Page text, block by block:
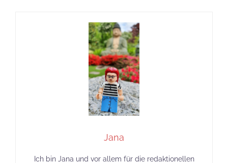
Jana
Ich bin Jana und vor allem für die redaktionellen